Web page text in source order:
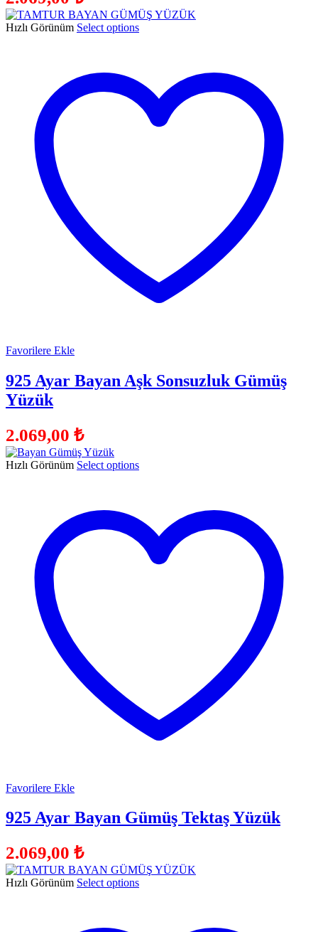
Hızlı Görünüm Select options
Favorilere Ekle
925 Ayar Bayan Aşk Sonsuzluk Gümüş
Yüzük
2.069,00 ₺
Hızlı Görünüm Select options
Favorilere Ekle
925 Ayar Bayan Gümüş Tektaş Yüzük
2.069,00 ₺
Hızlı Görünüm Select options